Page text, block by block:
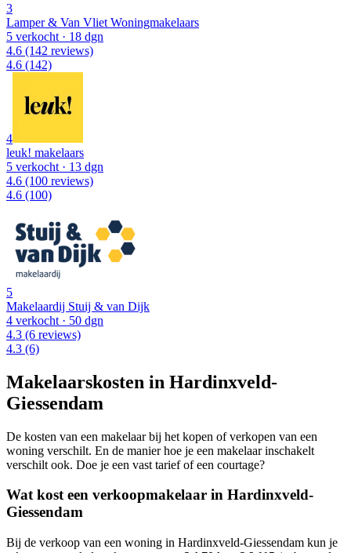
3
Lamper & Van Vliet Woningmakelaars
5 verkocht · 18 dgn
4.6 (142 reviews)
4.6 (142)
4
leuk! makelaars
5 verkocht · 13 dgn
4.6 (100 reviews)
4.6 (100)
5
Makelaardij Stuij & van Dijk
4 verkocht · 50 dgn
4.3 (6 reviews)
4.3 (6)
Makelaarskosten in Hardinxveld-
Giessendam
De kosten van een makelaar bij het kopen of verkopen van een
woning verschilt. En de manier hoe je een makelaar inschakelt
verschilt ook. Doe je een vast tarief of een courtage?
Wat kost een verkoopmakelaar in Hardinxveld-
Giessendam
Bij de verkoop van een woning in Hardinxveld-Giessendam kun je